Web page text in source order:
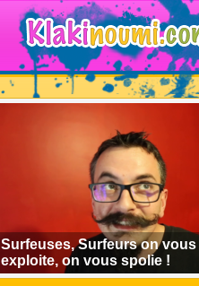
Surfeuses, Surfeurs on vous
exploite, on vous spolie !